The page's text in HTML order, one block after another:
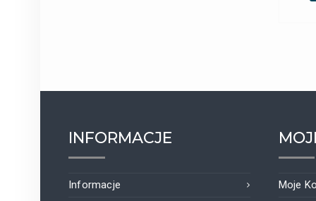
INFORMACJE
Informacje
Moje